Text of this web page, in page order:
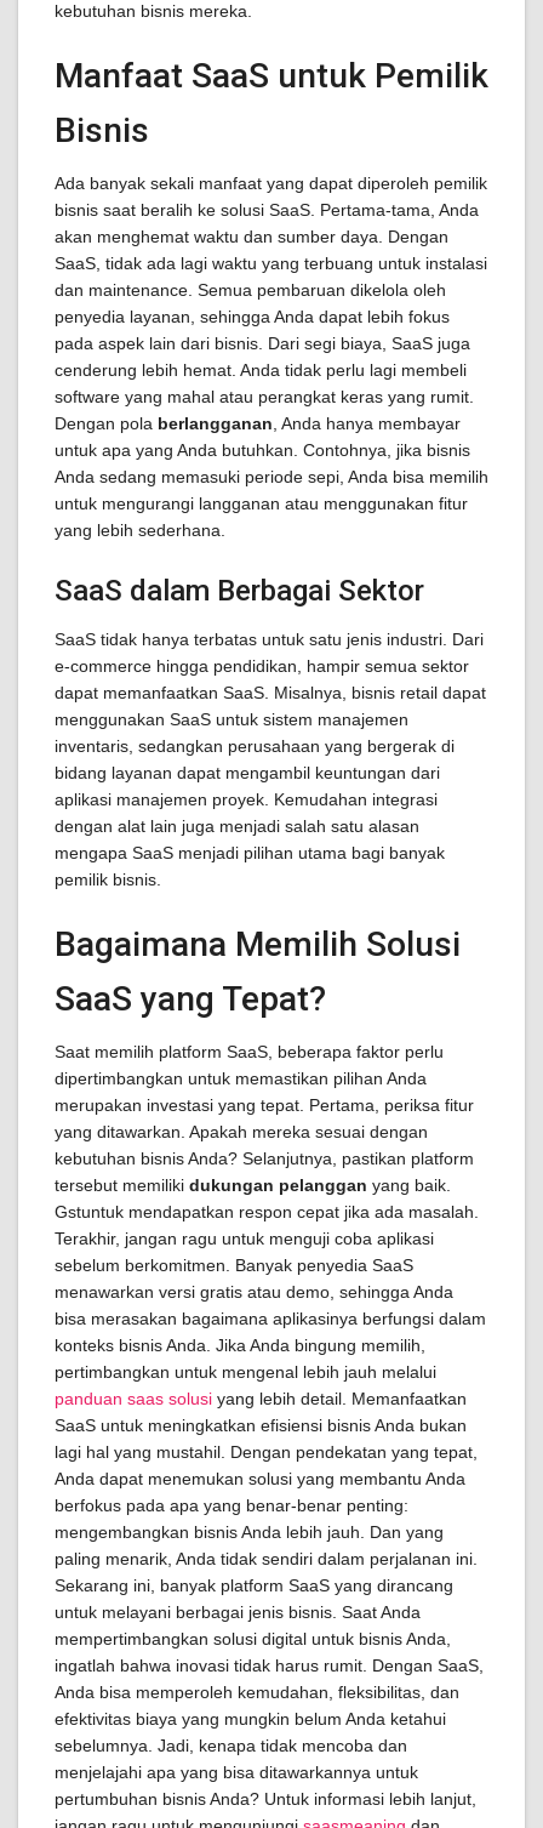
kebutuhan bisnis mereka.
Manfaat SaaS untuk Pemilik
Bisnis
Ada banyak sekali manfaat yang dapat diperoleh pemilik
bisnis saat beralih ke solusi SaaS. Pertama-tama, Anda
akan menghemat waktu dan sumber daya. Dengan
SaaS, tidak ada lagi waktu yang terbuang untuk instalasi
dan maintenance. Semua pembaruan dikelola oleh
penyedia layanan, sehingga Anda dapat lebih fokus
pada aspek lain dari bisnis. Dari segi biaya, SaaS juga
cenderung lebih hemat. Anda tidak perlu lagi membeli
software yang mahal atau perangkat keras yang rumit.
Dengan pola berlangganan , Anda hanya membayar
untuk apa yang Anda butuhkan. Contohnya, jika bisnis
Anda sedang memasuki periode sepi, Anda bisa memilih
untuk mengurangi langganan atau menggunakan fitur
yang lebih sederhana.
SaaS dalam Berbagai Sektor
SaaS tidak hanya terbatas untuk satu jenis industri. Dari
e-commerce hingga pendidikan, hampir semua sektor
dapat memanfaatkan SaaS. Misalnya, bisnis retail dapat
menggunakan SaaS untuk sistem manajemen
inventaris, sedangkan perusahaan yang bergerak di
bidang layanan dapat mengambil keuntungan dari
aplikasi manajemen proyek. Kemudahan integrasi
dengan alat lain juga menjadi salah satu alasan
mengapa SaaS menjadi pilihan utama bagi banyak
pemilik bisnis.
Bagaimana Memilih Solusi
SaaS yang Tepat?
Saat memilih platform SaaS, beberapa faktor perlu
dipertimbangkan untuk memastikan pilihan Anda
merupakan investasi yang tepat. Pertama, periksa fitur
yang ditawarkan. Apakah mereka sesuai dengan
kebutuhan bisnis Anda? Selanjutnya, pastikan platform
tersebut memiliki dukungan pelanggan yang baik.
Gstuntuk mendapatkan respon cepat jika ada masalah.
Terakhir, jangan ragu untuk menguji coba aplikasi
sebelum berkomitmen. Banyak penyedia SaaS
menawarkan versi gratis atau demo, sehingga Anda
bisa merasakan bagaimana aplikasinya berfungsi dalam
konteks bisnis Anda. Jika Anda bingung memilih,
pertimbangkan untuk mengenal lebih jauh melalui
panduan saas solusi yang lebih detail. Memanfaatkan
SaaS untuk meningkatkan efisiensi bisnis Anda bukan
lagi hal yang mustahil. Dengan pendekatan yang tepat,
Anda dapat menemukan solusi yang membantu Anda
berfokus pada apa yang benar-benar penting:
mengembangkan bisnis Anda lebih jauh. Dan yang
paling menarik, Anda tidak sendiri dalam perjalanan ini.
Sekarang ini, banyak platform SaaS yang dirancang
untuk melayani berbagai jenis bisnis. Saat Anda
mempertimbangkan solusi digital untuk bisnis Anda,
ingatlah bahwa inovasi tidak harus rumit. Dengan SaaS,
Anda bisa memperoleh kemudahan, fleksibilitas, dan
efektivitas biaya yang mungkin belum Anda ketahui
sebelumnya. Jadi, kenapa tidak mencoba dan
menjelajahi apa yang bisa ditawarkannya untuk
pertumbuhan bisnis Anda? Untuk informasi lebih lanjut,